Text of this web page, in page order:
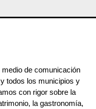
de comunicación
todos los municipios y
con rigor sobre la
la gastronomía,